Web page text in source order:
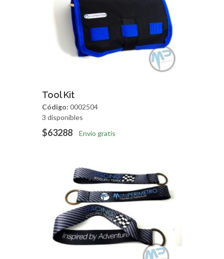
Agregar
Tool Kit
Código: 0002504
3 disponibles
$63288 Envío gratis